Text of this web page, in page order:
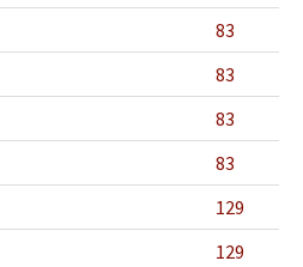
83
83
83
83
129
129